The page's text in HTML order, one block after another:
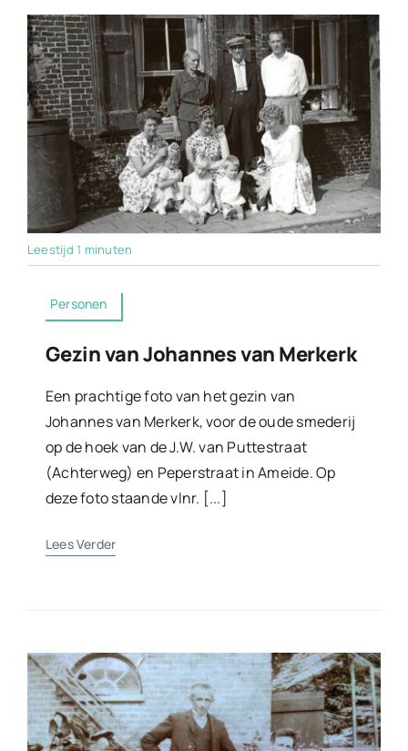
Leestijd 1 minuten
Personen
Gezin van Johannes van Merkerk
Een prachtige foto van het gezin van
Johannes van Merkerk, voor de oude smederij
op de hoek van de J.W. van Puttestraat
(Achterweg) en Peperstraat in Ameide. Op
deze foto staande vlnr. [...]
Lees Verder